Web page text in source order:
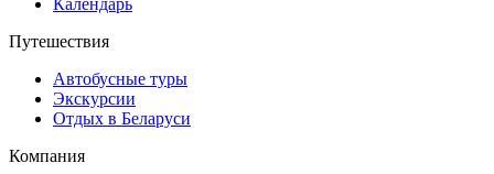
Путешествия
Автобусные туры
Экскурсии
Отдых в Беларуси
Компания